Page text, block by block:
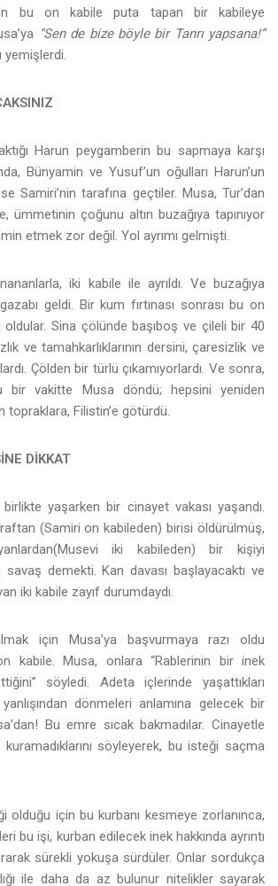
bu on kabile puta tapan bir kabileye
“Sen de bize böyle bir Tanrı yapsana!”
yemişlerdi.
Harun peygamberin bu sapmaya karşı
Bünyamin ve Yusuf’un oğulları Harun’un
Samiri’nin tarafına geçtiler. Musa, Tur’dan
ümmetinin çoğunu altın buzağıya tapınıyor
etmek zor değil. Yol ayrımı gelmişti.
iki kabile ile ayrıldı. Ve buzağıya
geldi. Bir kum fırtınası sonrası bu on
oldular. Sina çölünde başıboş ve çileli bir 40
ve tamahkarlıklarının dersini, çaresizlik ve
Çölden bir türlü çıkamıyorlardı. Ve sonra,
bir vakitte Musa döndü; hepsini yeniden
topraklara, Filistin’e götürdü.
DİKKAT
yaşarken bir cinayet vakası yaşandı.
(Samiri on kabileden) birisi öldürülmüş,
iki kabileden) bir kişiyi
demekti. Kan davası başlayacaktı ve
iki kabile zayıf durumdaydı.
için Musa’ya başvurmaya razı oldu
kabile. Musa, onlara “Rablerinin bir inek
söyledi. Adeta içlerinde yaşattıkları
yanlışından dönmeleri anlamına gelecek bir
Bu emre sıcak bakmadılar. Cinayetle
söyleyerek, bu isteği saçma
olduğu için bu kurbanı kesmeye zorlanınca,
bu işi, kurban edilecek inek hakkında ayrıntı
sürekli yokuşa sürdüler. Onlar sordukça
ile daha da az bulunur nitelikler sayarak